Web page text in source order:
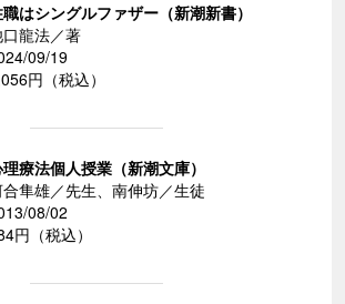
はシングルファザー（新潮新書）
龍法／著
09/19
円（税込）
療法個人授業（新潮文庫）
隼雄／先生、南伸坊／生徒
08/02
円（税込）